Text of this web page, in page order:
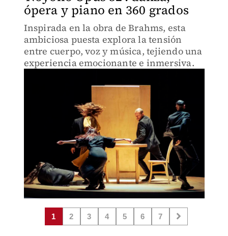
ópera y piano en 360 grados
Inspirada en la obra de Brahms, esta
ambiciosa puesta explora la tensión
entre cuerpo, voz y música, tejiendo una
experiencia emocionante e inmersiva.
1 2 3 4 5 6 7